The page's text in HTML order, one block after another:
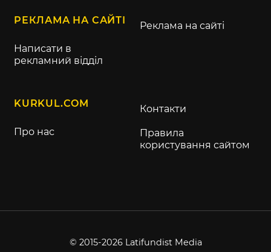
РЕКЛАМА НА САЙТІ
Написати в
рекламний відділ
Реклама на сайті
KURKUL.COM
Про нас
Контакти
Правила
користування сайтом
© 2015-2026 Latifundist Media